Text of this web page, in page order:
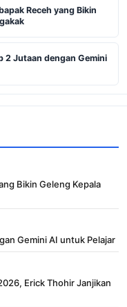
Receh yang Bikin
2 Jutaan dengan Gemini
Bikin Geleng Kepala
Gemini AI untuk Pelajar
Erick Thohir Janjikan